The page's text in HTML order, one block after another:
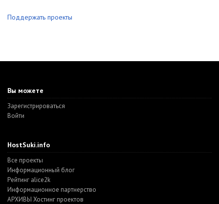
Поддержать проекты
Вы можете
Зарегистрироваться
Войти
HostSuki.info
Все проекты
Информационный блог
Рейтинг alice2k
Информационное партнерство
АРХИВЫ Хостинг проектов